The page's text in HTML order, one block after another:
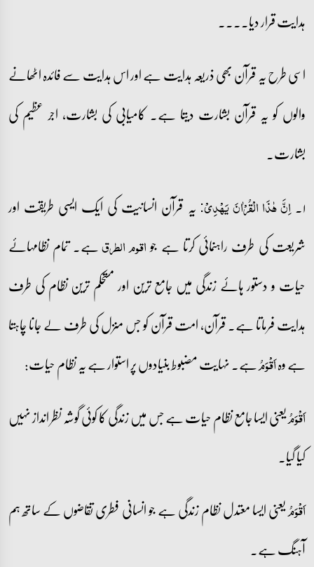
ہدایت قرار دیا۔۔۔۔
اسی طرح یہ قرآن بھی ذریعہ ہدایت ہے اور اس ہدایت سے فائدہ اٹھانے
والوں کو یہ قرآن بشارت دیتا ہے۔ کامیابی کی بشارت، اجر عظیم کی
بشارت۔
۱۔ اِنَّ ہٰذَا الۡقُرۡاٰنَ یَہۡدِیۡ:یہ قرآن انسانیت کی ایک ایسی طریقت اور
شریعت کی طرف راہنمائی کرتا ہے جواقوم الطرقہے۔ تمام نظامہائے
حیات و دستور ہائے زندگی میں جامع ترین اور مستحکم ترین نظام کی طرف
ہدایت فرماتا ہے۔ قرآن، امت قرآن کو جس منزل کی طرف لے جانا چاہتا
ہے وہاَقۡوَمُہے۔ نہایت مضبوط بنیادوں پر استوار ہے یہ نظام حیات:
اَقۡوَمُیعنی ایسا جامع نظام حیات ہے جس میں زندگی کا کوئی گوشہ نظر انداز نہیں
کیا گیا۔
اَقۡوَمُیعنی ایسا معتدل نظام زندگی ہے جو انسانی فطری تقاضوں کے ساتھ ہم
آہنگ ہے۔